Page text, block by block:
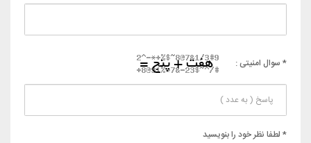
* سوال امنیتی :
* لطفا نظر خود را بنویسید